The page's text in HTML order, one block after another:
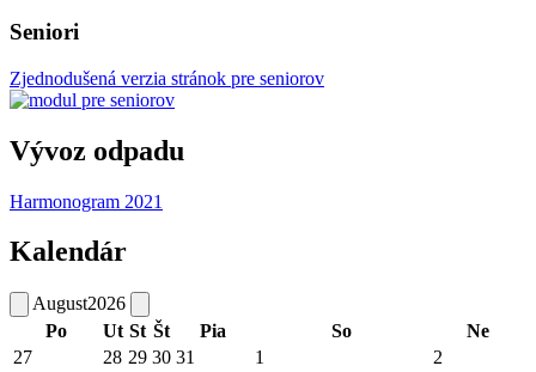
Seniori
Zjednodušená verzia stránok pre seniorov
Vývoz odpadu
Harmonogram 2021
Kalendár
August2026
Po
Ut St Št Pia So
Ne
27
28 29 30 31 1 2